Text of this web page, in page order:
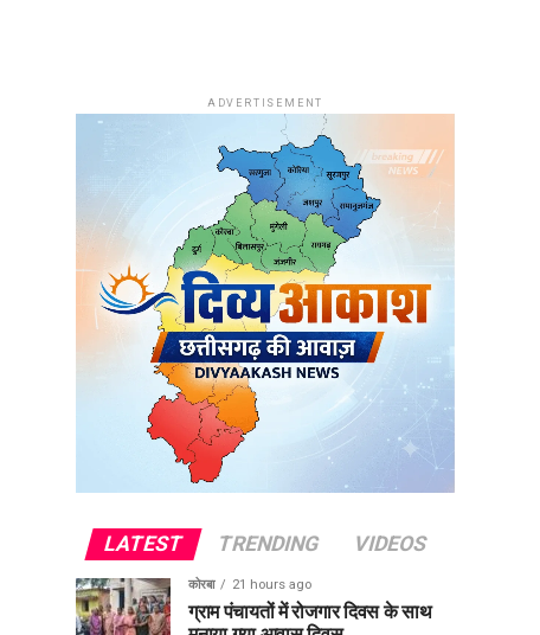
ADVERTISEMENT
LATEST TRENDING VIDEOS
कोरबा 21 hours ago
ग्राम पंचायतों में रोजगार दिवस के साथ